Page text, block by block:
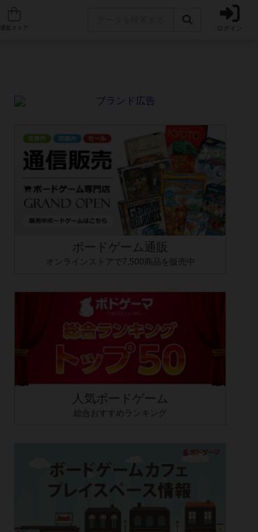
人気ボードゲーム ログイン
ボードゲーム通販
オンラインストアで7,500商品を販売中
人気ボードゲーム
総合おすすめランキング